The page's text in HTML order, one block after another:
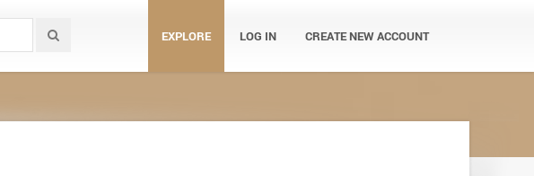
EXPLORE LOG IN CREATE NEW ACCOUNT